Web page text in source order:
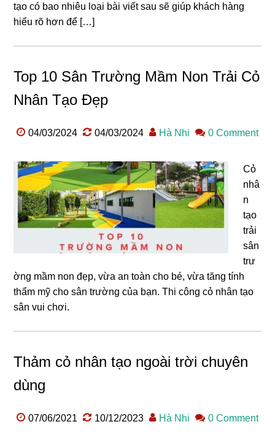
tạo có bao nhiêu loại bài viết sau sẽ giúp khách hàng
hiểu rõ hơn để […]
Top 10 Sân Trường Mầm Non Trải Cỏ
Nhân Tạo Đẹp
04/03/2024 04/03/2024 Hà Nhi 0 Comment
Cỏ
nhâ
n
tạo
trải
sân
trư
ờng mầm non đẹp, vừa an toàn cho bé, vừa tăng tính
thẩm mỹ cho sân trường của bạn. Thi công cỏ nhân tạo
sân vui chơi.
Thảm cỏ nhân tạo ngoài trời chuyên
dùng
07/06/2021 10/12/2023 Hà Nhi 0 Comment